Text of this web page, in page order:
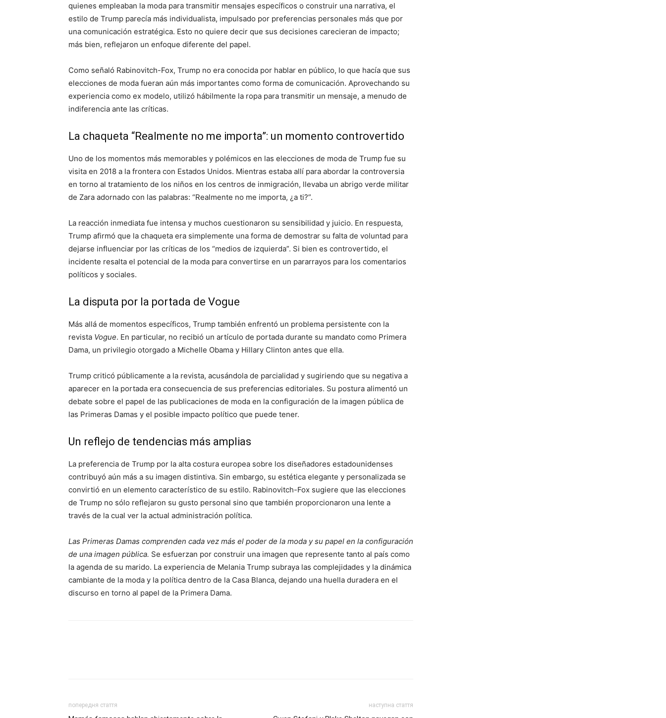
quienes empleaban la moda para transmitir mensajes específicos o construir una narrativa, el
estilo de Trump parecía más individualista, impulsado por preferencias personales más que por
una comunicación estratégica. Esto no quiere decir que sus decisiones carecieran de impacto;
más bien, reflejaron un enfoque diferente del papel.
Como señaló Rabinovitch-Fox, Trump no era conocida por hablar en público, lo que hacía que sus
elecciones de moda fueran aún más importantes como forma de comunicación. Aprovechando su
experiencia como ex modelo, utilizó hábilmente la ropa para transmitir un mensaje, a menudo de
indiferencia ante las críticas.
La chaqueta “Realmente no me importa”: un momento controvertido
Uno de los momentos más memorables y polémicos en las elecciones de moda de Trump fue su
visita en 2018 a la frontera con Estados Unidos. Mientras estaba allí para abordar la controversia
en torno al tratamiento de los niños en los centros de inmigración, llevaba un abrigo verde militar
de Zara adornado con las palabras: “Realmente no me importa, ¿a ti?”.
La reacción inmediata fue intensa y muchos cuestionaron su sensibilidad y juicio. En respuesta,
Trump afirmó que la chaqueta era simplemente una forma de demostrar su falta de voluntad para
dejarse influenciar por las críticas de los “medios de izquierda”. Si bien es controvertido, el
incidente resalta el potencial de la moda para convertirse en un pararrayos para los comentarios
políticos y sociales.
La disputa por la portada de Vogue
Más allá de momentos específicos, Trump también enfrentó un problema persistente con la
revista Vogue. En particular, no recibió un artículo de portada durante su mandato como Primera
Dama, un privilegio otorgado a Michelle Obama y Hillary Clinton antes que ella.
Trump criticó públicamente a la revista, acusándola de parcialidad y sugiriendo que su negativa a
aparecer en la portada era consecuencia de sus preferencias editoriales. Su postura alimentó un
debate sobre el papel de las publicaciones de moda en la configuración de la imagen pública de
las Primeras Damas y el posible impacto político que puede tener.
Un reflejo de tendencias más amplias
La preferencia de Trump por la alta costura europea sobre los diseñadores estadounidenses
contribuyó aún más a su imagen distintiva. Sin embargo, su estética elegante y personalizada se
convirtió en un elemento característico de su estilo. Rabinovitch-Fox sugiere que las elecciones
de Trump no sólo reflejaron su gusto personal sino que también proporcionaron una lente a
través de la cual ver la actual administración política.
Las Primeras Damas comprenden cada vez más el poder de la moda y su papel en la configuración
de una imagen pública. Se esfuerzan por construir una imagen que represente tanto al país como
la agenda de su marido. La experiencia de Melania Trump subraya las complejidades y la dinámica
cambiante de la moda y la política dentro de la Casa Blanca, dejando una huella duradera en el
discurso en torno al papel de la Primera Dama.
попередня стаття наступна стаття